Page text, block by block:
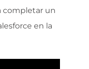
completar un
en la